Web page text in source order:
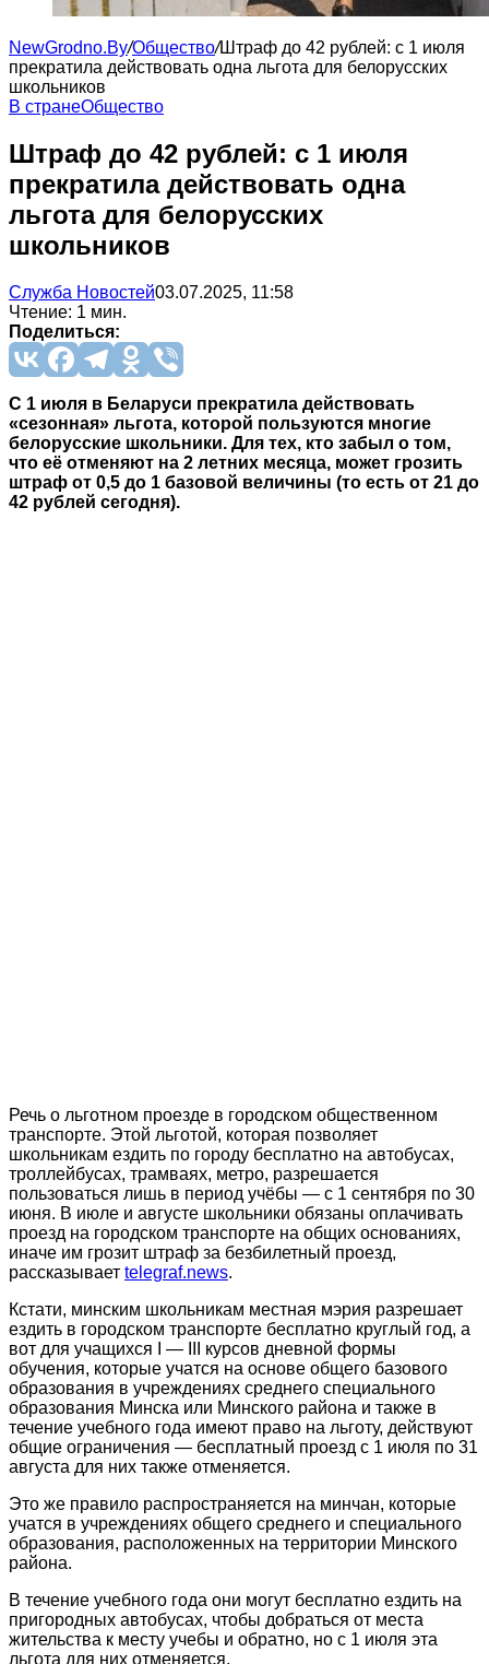
NewGrodno.By/Общество/Штраф до 42 рублей: с 1 июля
прекратила действовать одна льгота для белорусских
школьников
В странеОбщество
Штраф до 42 рублей: с 1 июля
прекратила действовать одна
льгота для белорусских
школьников
Служба Новостей03.07.2025, 11:58
Чтение: 1 мин.
Поделиться:
С 1 июля в Беларуси прекратила действовать
«сезонная» льгота, которой пользуются многие
белорусские школьники. Для тех, кто забыл о том,
что её отменяют на 2 летних месяца, может грозить
штраф от 0,5 до 1 базовой величины (то есть от 21 до
42 рублей сегодня).
Речь о льготном проезде в городском общественном
транспорте. Этой льготой, которая позволяет
школьникам ездить по городу бесплатно на автобусах,
троллейбусах, трамваях, метро, разрешается
пользоваться лишь в период учёбы — с 1 сентября по 30
июня. В июле и августе школьники обязаны оплачивать
проезд на городском транспорте на общих основаниях,
иначе им грозит штраф за безбилетный проезд,
рассказывает telegraf.news.
Кстати, минским школьникам местная мэрия разрешает
ездить в городском транспорте бесплатно круглый год, а
вот для учащихся I — III курсов дневной формы
обучения, которые учатся на основе общего базового
образования в учреждениях среднего специального
образования Минска или Минского района и также в
течение учебного года имеют право на льготу, действуют
общие ограничения — бесплатный проезд с 1 июля по 31
августа для них также отменяется.
Это же правило распространяется на минчан, которые
учатся в учреждениях общего среднего и специального
образования, расположенных на территории Минского
района.
В течение учебного года они могут бесплатно ездить на
пригородных автобусах, чтобы добраться от места
жительства к месту учебы и обратно, но с 1 июля эта
льгота для них отменяется.